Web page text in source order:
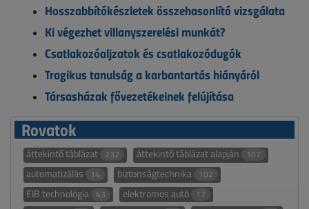
Hosszabbítókészletek összehasonlító vizsgálata
Ki végezhet villanyszerelési munkát?
Csatlakozóaljzatok és csatlakozódugók
Tragikus tanulság a karbantartás hiányáról
Társasházak fővezetékeinek felújítása
Rovatok
áttekintő táblázat 232 áttekintő táblázat alapján 107
automatizálás 14 biztonságtechnika 102
EIB technológia 43 elektromos autó 17